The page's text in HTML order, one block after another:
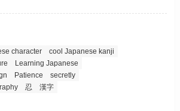
character
cool Japanese kanji
Learning Japanese
Patience
secretly
忍 漢字